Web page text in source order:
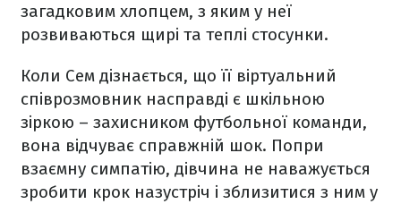
загадковим хлопцем, з яким у неї
розвиваються щирі та теплі стосунки.
Коли Сем дізнається, що її віртуальний
співрозмовник насправді є шкільною
зіркою – захисником футбольної команди,
вона відчуває справжній шок. Попри
взаємну симпатію, дівчина не наважується
зробити крок назустріч і зблизитися з ним у